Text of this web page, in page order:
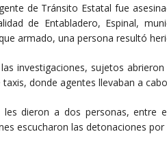
de Tránsito Estatal fue
de Entabladero, Espinal,
armado, una persona resultó
investigaciones, sujetos
donde agentes llevaban a
les dieron a dos personas, entre
escucharon las detonaciones